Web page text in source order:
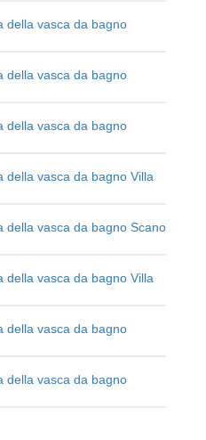
della vasca da bagno
della vasca da bagno
della vasca da bagno
della vasca da bagno Villa
della vasca da bagno Scano
della vasca da bagno Villa
della vasca da bagno
della vasca da bagno